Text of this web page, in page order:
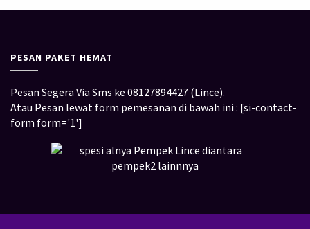
PESAN PAKET HEMAT
Pesan Segera Via Sms ke 08127894427 (Lince).
Atau Pesan lewat form pemesanan di bawah ini : [si-contact-
form form='1']